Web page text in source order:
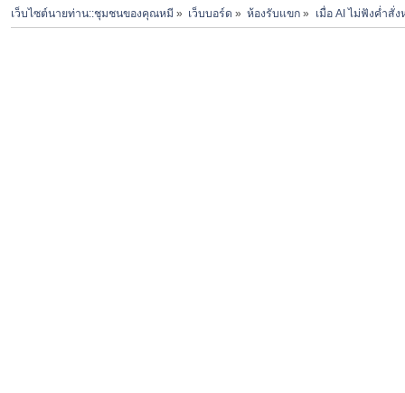
เว็บไซต์นายท่าน::ชุมชนของคุณหมี » เว็บบอร์ด » ห้องรับแขก » เมื่อ AI ไม่ฟังค่ำสั่